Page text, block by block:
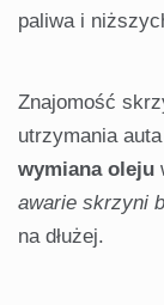
paliwa i
Znajomość
utrzymania
wymiana oleju
awarie skrzyni
na dłużej.